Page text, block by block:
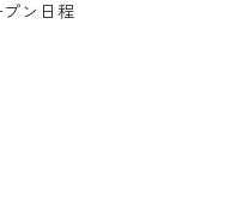
ン日程